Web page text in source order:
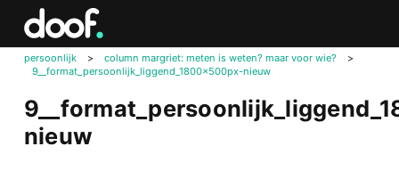
persoonlijk > column margriet: meten is weten? maar voor wie?
>
9__format_persoonlijk_liggend_1800x500px-nieuw
nieuw
in
Doof.nl